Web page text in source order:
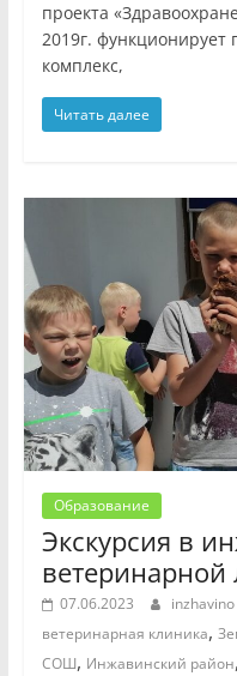
проекта
2019г.
комплекс,
Читать далее
Образование
Экскурсия в
ветеринарной
07.06.2023 inzhavino
ветеринарная клиника,
СОШ, Инжавинский район,